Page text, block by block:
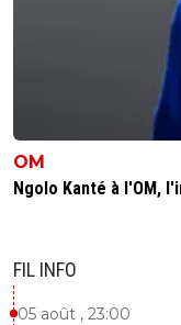
OM
Ngolo Kanté à l'OM,
FIL INFO
05 août , 23:00